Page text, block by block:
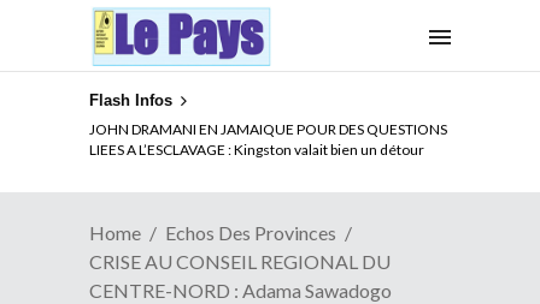
Flash Infos
ELECTION DE TALON A LA TETE DU SENAT BENINOIS :
Quand Patrice quitte le pouvoir sans partir !
Home
Echos Des Provinces
CRISE AU CONSEIL REGIONAL DU
CENTRE-NORD : Adama Sawadogo